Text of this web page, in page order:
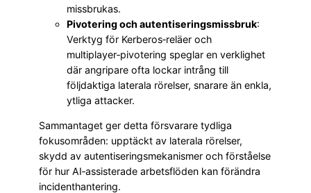
missbrukas.
Pivotering och autentiseringsmissbruk:
Verktyg för Kerberos‑reläer och
multiplayer‑pivotering speglar en verklighet
där angripare ofta lockar intrång till
följdaktiga laterala rörelser, snarare än enkla,
ytliga attacker.
Sammantaget ger detta försvarare tydliga
fokusområden: upptäckt av laterala rörelser,
skydd av autentiseringsmekanismer och förståelse
för hur AI‑assisterade arbetsflöden kan förändra
incidenthantering.